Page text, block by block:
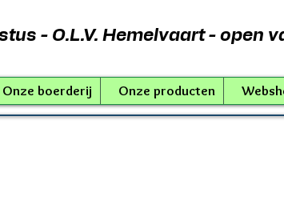
- O.L.V. Hemelvaart - open
Onze boerderij Onze producten